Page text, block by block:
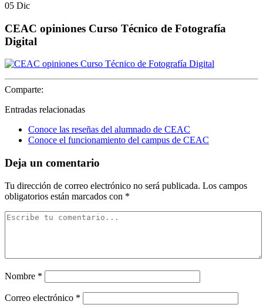
05 Dic
CEAC opiniones Curso Técnico de Fotografía
Digital
Comparte:
Entradas relacionadas
Conoce las reseñas del alumnado de CEAC
Conoce el funcionamiento del campus de CEAC
Deja un comentario
Tu dirección de correo electrónico no será publicada. Los campos
obligatorios están marcados con *
Nombre *
Correo electrónico *